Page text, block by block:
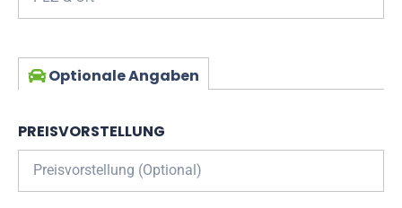
Optionale Angaben
PREISVORSTELLUNG